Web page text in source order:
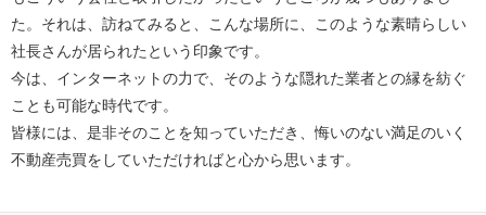
た。それは、訪ねてみると、こんな場所に、このような素晴らしい
社長さんが居られたという印象です。
今は、インターネットの力で、そのような隠れた業者との縁を紡ぐ
ことも可能な時代です。
皆様には、是非そのことを知っていただき、悔いのない満足のいく
不動産売買をしていただければと心から思います。